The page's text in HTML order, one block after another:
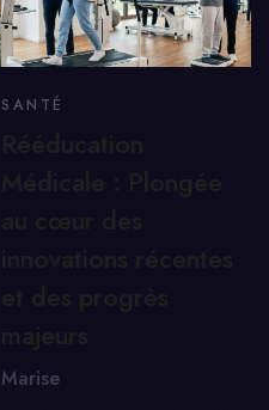
SANTÉ
Marise